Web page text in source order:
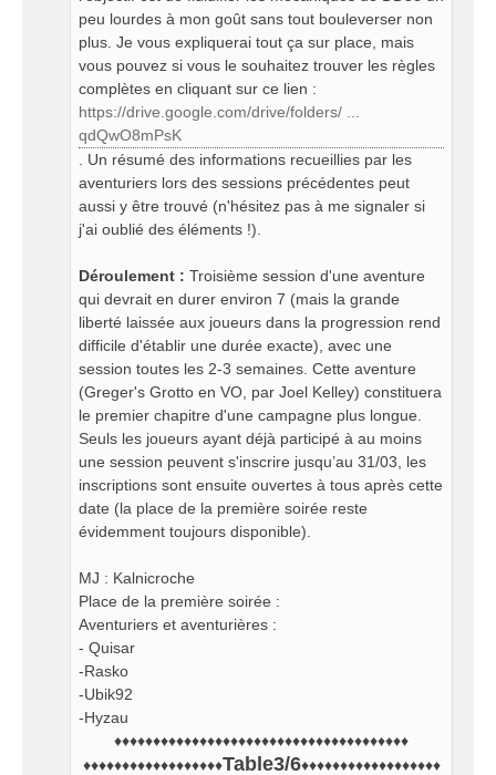
peu lourdes à mon goût sans tout bouleverser non
plus. Je vous expliquerai tout ça sur place, mais
vous pouvez si vous le souhaitez trouver les règles
complètes en cliquant sur ce lien :
https://drive.google.com/drive/folders/ ...
qdQwO8mPsK
. Un résumé des informations recueillies par les
aventuriers lors des sessions précédentes peut
aussi y être trouvé (n'hésitez pas à me signaler si
j'ai oublié des éléments !).
Déroulement : Troisième session d'une aventure
qui devrait en durer environ 7 (mais la grande
liberté laissée aux joueurs dans la progression rend
difficile d'établir une durée exacte), avec une
session toutes les 2-3 semaines. Cette aventure
(Greger's Grotto en VO, par Joel Kelley) constituera
le premier chapitre d'une campagne plus longue.
Seuls les joueurs ayant déjà participé à au moins
une session peuvent s'inscrire jusqu’au 31/03, les
inscriptions sont ensuite ouvertes à tous après cette
date (la place de la première soirée reste
évidemment toujours disponible).
MJ : Kalnicroche
Place de la première soirée :
Aventuriers et aventurières :
- Quisar
-Rasko
-Ubik92
-Hyzau
♦♦♦♦♦♦♦♦♦♦♦♦♦♦♦♦♦♦♦♦♦♦♦♦♦♦♦♦♦♦♦♦♦♦♦♦♦♦
♦♦♦♦♦♦♦♦♦♦♦♦♦♦♦♦♦♦Table3/6♦♦♦♦♦♦♦♦♦♦♦♦♦♦♦♦♦♦